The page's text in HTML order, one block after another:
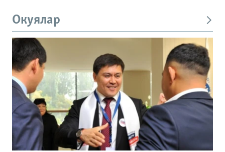
Окуялар